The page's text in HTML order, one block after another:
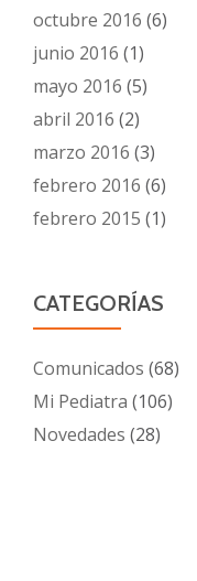
octubre 2016 (6)
junio 2016 (1)
mayo 2016 (5)
abril 2016 (2)
marzo 2016 (3)
febrero 2016 (6)
febrero 2015 (1)
CATEGORÍAS
Comunicados (68)
Mi Pediatra (106)
Novedades (28)